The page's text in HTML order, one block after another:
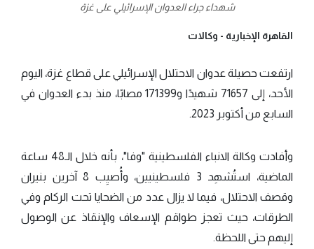
شهداء جراء العدوان الإسرائيلي على غزة
القاهرة الإخبارية - وكالات
ارتفعت حصيلة عدوان الاحتلال الإسرائيلي على قطاع غزة، اليوم
الأحد، إلى 71657 شهيدًا و171399 مصابًا، منذ بدء العدوان في
السابع من أكتوبر 2023.
وأفادت وكالة الانباء الفلسطينية "وفا"، بأنه خلال الـ48 ساعة
الماضية، استُشهِد 3 فلسطينيين، وأُصيِب 8 آخرين بنيران
وقصف الاحتلال، فيما لا يزال عدد من الضحايا تحت الركام وفي
الطرقات، حيث تعجز طواقم الإسعاف والإنقاذ عن الوصول
إليهم حتى اللحظة.